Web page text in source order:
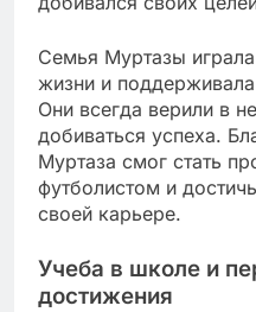
Семья Муртазы
жизни и
Они всегда верили в
добиваться успеха.
Муртаза смог стать
футболистом и
своей карьере.
Учеба в школе и
достижения